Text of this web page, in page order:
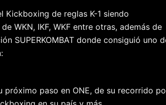
Kickboxing de reglas K-1 siendo
WKN, IKF, WKF entre otras, además de
SUPERKOMBAT donde consiguió uno
próximo paso en ONE, de su recorrido